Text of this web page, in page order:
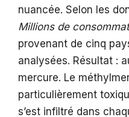
nuancée. Selon les
Millions de
provenant de cinq
analysées. Résultat :
mercure. Le
particulièrement
s’est infiltré dans